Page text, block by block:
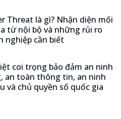
Threat là gì? Nhận diện mối
từ nội bộ và những rủi ro
nghiệp cần biết
coi trọng bảo đảm an ninh
an toàn thông tin, an ninh
và chủ quyền số quốc gia